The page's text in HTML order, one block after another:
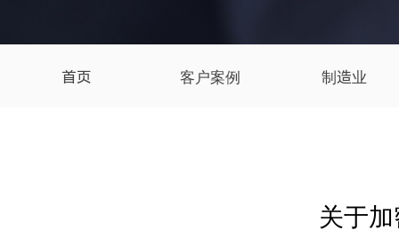
首页 客户案例 制造业
关于